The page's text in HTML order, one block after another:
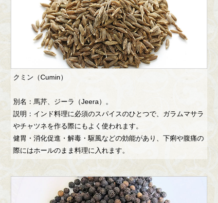
クミン（Cumin）
別名：馬芹、ジーラ（Jeera）。
説明：インド料理に必須のスパイスのひとつで、ガラムマサラ
やチャツネを作る際にもよく使われます。
健胃・消化促進・解毒・駆風などの効能があり、下痢や腹痛の
際にはホールのまま料理に入れます。